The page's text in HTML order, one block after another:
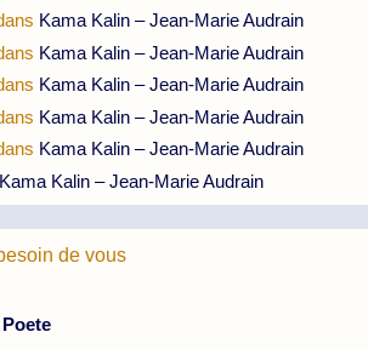
Kama Kalin – Jean-Marie Audrain
Kama Kalin – Jean-Marie Audrain
Kama Kalin – Jean-Marie Audrain
Kama Kalin – Jean-Marie Audrain
Kama Kalin – Jean-Marie Audrain
Kama Kalin – Jean-Marie Audrain
de vous